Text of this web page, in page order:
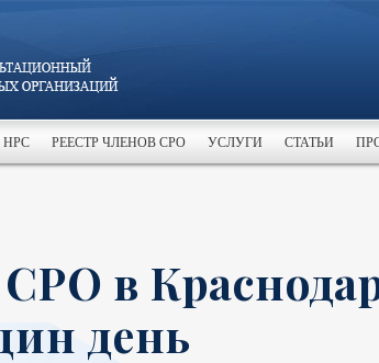
НРС РЕЕСТР ЧЛЕНОВ СРО УСЛУГИ СТАТЬИ
в
день